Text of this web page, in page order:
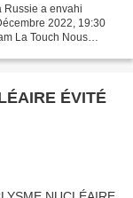
Russie a envahi
2022, 19:30
La Touch Nous
ÉVITÉ